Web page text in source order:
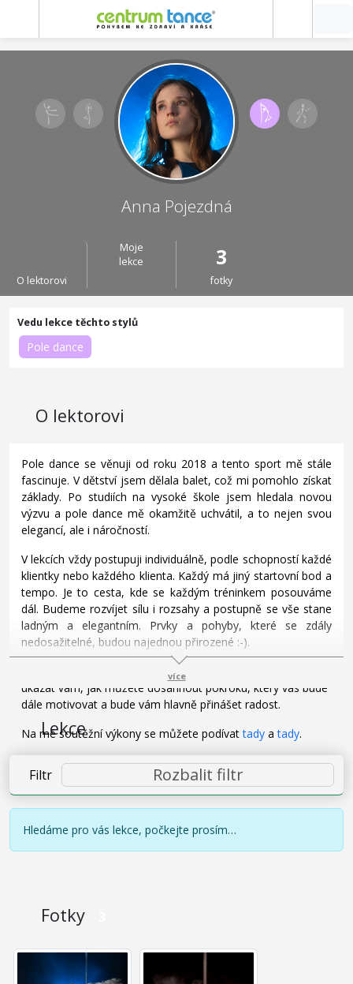
Anna Pojezdná
O lektorovi
Moje
lekce
3
fotky
Pole dance
O lektorovi
Pole dance se věnuji od roku 2018 a tento sport mě stále
fascinuje. V dětství jsem dělala balet, což mi pomohlo získat
základy. Po studiích na vysoké škole jsem hledala novou
výzvu a pole dance mě okamžitě uchvátil, a to nejen svou
elegancí, ale i náročností.
V lekcích vždy postupuji individuálně, podle schopností každé
klientky nebo každého klienta. Každý má jiný startovní bod a
tempo. Je to cesta, kde se každým tréninkem posouváme
dál. Budeme rozvíjet sílu i rozsahy a postupně se vše stane
ladným a elegantním. Prvky a pohyby, které se zdály
nedosažitelné, budou najednou přirozené :-).
Těším se, že vás budu moci podpořit na vaší vlastní cestě a
ukázat vám, jak můžete dosáhnout pokroku, který vás bude
dále motivovat a bude vám hlavně přinášet radost.
Na mé soutěžní výkony se můžete podívattady atady.
více
Lekce
Filtr Rozbalit filtr
Hledáme pro vás lekce, počkejte prosím…
Fotky